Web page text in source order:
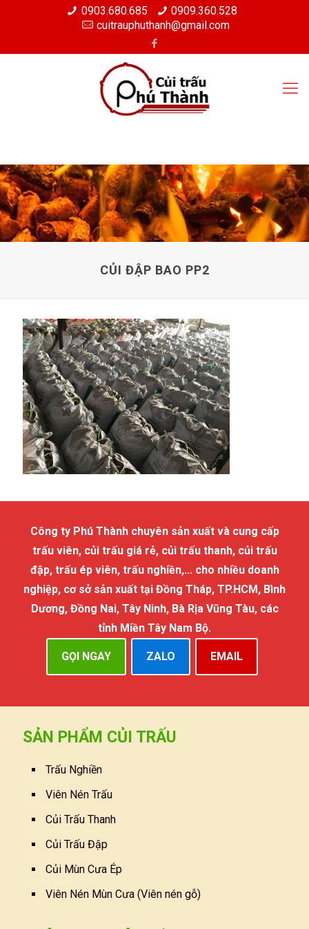
0903.680.685
0909.360.528
cuitrauphuthanh@gmail.com
CỦI ĐẬP BAO PP2
Công ty Phú Thành chuyên sản xuất và cung cấp
trấu viên, củi trấu giá rẻ, củi trấu thanh, củi trấu
đập, trấu ép viên, trấu nghiền,... cho nhiều doanh
nghiệp, cơ sở sản xuất tại Đồng Tháp, TP.HCM, Bình
Dương, Đồng Nai, Tây Ninh, Bà Rịa Vũng Tàu, các
tỉnh Miền Tây Nam Bộ.
GỌI NGAY ZALO EMAIL
SẢN PHẨM CỦI TRẤU
Trấu Nghiền
Viên Nén Trấu
Củi Trấu Thanh
Củi Trấu Đập
Củi Mùn Cưa Ép
Viên Nén Mùn Cưa (Viên nén gỗ)